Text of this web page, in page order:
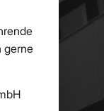
gerne